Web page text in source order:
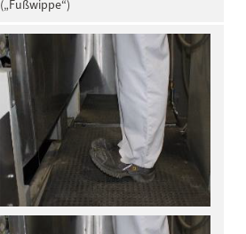
(„Fußwippe“)